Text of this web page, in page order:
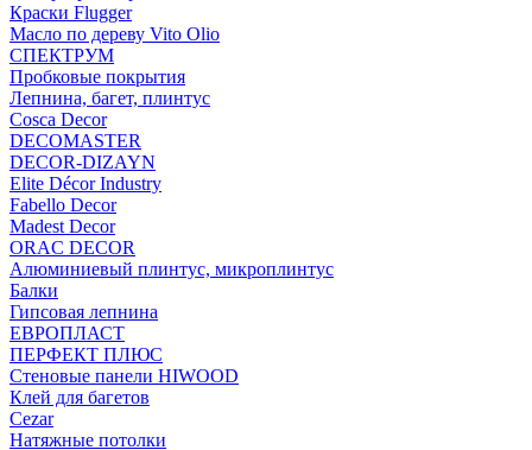
Краски Flugger
Масло по дереву Vito Olio
СПЕКТРУМ
Пробковые покрытия
Лепнина, багет, плинтус
Cosca Decor
DECOMASTER
DECOR-DIZAYN
Elite Décor Industry
Fabello Decor
Madest Decor
ORAC DECOR
Алюминиевый плинтус, микроплинтус
Балки
Гипсовая лепнина
ЕВРОПЛАСТ
ПЕРФЕКТ ПЛЮС
Стеновые панели HIWOOD
Клей для багетов
Cezar
Натяжные потолки